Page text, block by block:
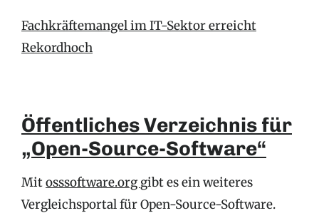
Fachkräftemangel im IT-Sektor erreicht
Rekordhoch
Öffentliches Verzeichnis für
„Open-Source-Software“
Mitosssoftware.org gibt es ein weiteres
Vergleichsportal für Open-Source-Software.